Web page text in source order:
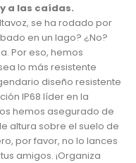
a las caídas.
se ha rodado por
en un lago? ¿No?
Por eso, hemos
lo más resistente
diseño resistente
IP68 líder en la
hemos asegurado de
altura sobre el suelo de
por favor, no lo lances
amigos. ¡Organiza